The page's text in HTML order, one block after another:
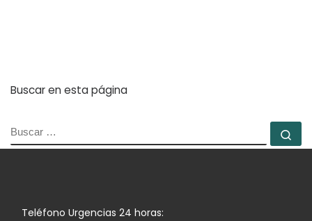
Buscar en esta página
BUSCAR
Teléfono Urgencias 24 horas: